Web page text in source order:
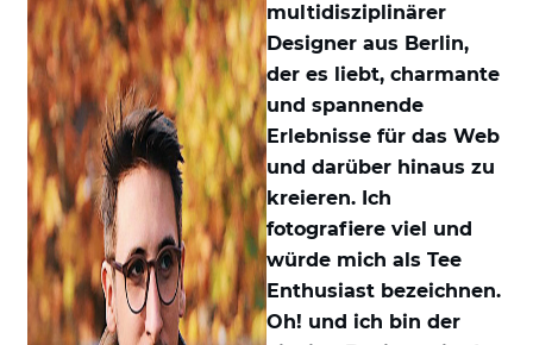
multidisziplinärer
Designer aus Berlin,
der es liebt, charmante
und spannende
Erlebnisse für das Web
und darüber hinaus zu
kreieren. Ich
fotografiere viel und
würde mich als Tee
Enthusiast bezeichnen.
Oh! und ich bin der